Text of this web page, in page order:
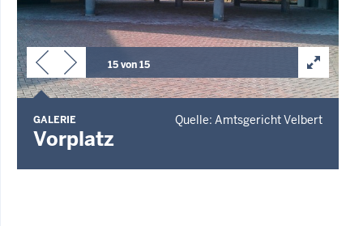
15 von 15
Quelle: Amtsgericht Velbert
GALERIE
Vorplatz